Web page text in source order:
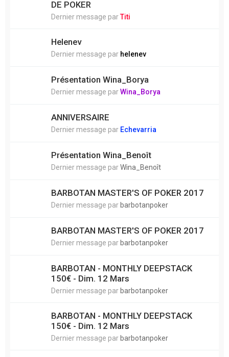
DE POKER
Dernier message parTiti
Helenev
Dernier message par helenev
Présentation Wina_Borya
Dernier message parWina_Borya
ANNIVERSAIRE
Dernier message par Echevarria
Présentation Wina_Benoît
Dernier message parWina_Benoît
BARBOTAN MASTER'S OF POKER 2017
Dernier message parbarbotanpoker
BARBOTAN MASTER'S OF POKER 2017
Dernier message parbarbotanpoker
BARBOTAN - MONTHLY DEEPSTACK
150€ - Dim. 12 Mars
Dernier message parbarbotanpoker
BARBOTAN - MONTHLY DEEPSTACK
150€ - Dim. 12 Mars
Dernier message parbarbotanpoker